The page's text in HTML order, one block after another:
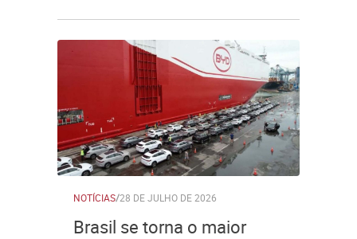
NOTÍCIAS/28 DE JULHO DE 2026
Brasil se torna o maior